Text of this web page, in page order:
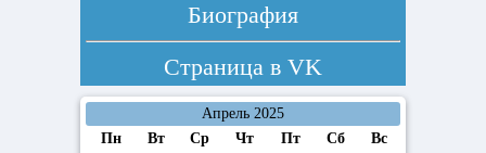
Биография
Страница в VK
Апрель 2025
Пн
Вт Ср Чт Пт Сб
Вс